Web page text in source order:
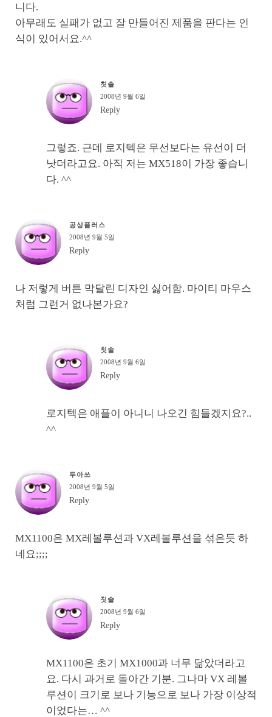
니다.
아무래도 실패가 없고 잘 만들어진 제품을 판다는 인
식이 있어서요.^^
칫솔
2008년 9월 6일
Reply
그렇죠. 근데 로지텍은 무선보다는 유선이 더
낫더라고요. 아직 저는 MX518이 가장 좋습니
다. ^^
공상플러스
2008년 9월 5일
Reply
나 저렇게 버튼 막달린 디자인 싫어함. 마이티 마우스
처럼 그런거 없나본가요?
칫솔
2008년 9월 6일
Reply
로지텍은 애플이 아니니 나오긴 힘들겠지요?..
^^
두아쓰
2008년 9월 5일
Reply
MX1100은 MX레볼루션과 VX레볼루션을 섞은듯 하
네요;;;;
칫솔
2008년 9월 6일
Reply
MX1100은 초기 MX1000과 너무 닮았더라고
요. 다시 과거로 돌아간 기분. 그나마 VX 레볼
루션이 크기로 보나 기능으로 보나 가장 이상적
이었다는… ^^